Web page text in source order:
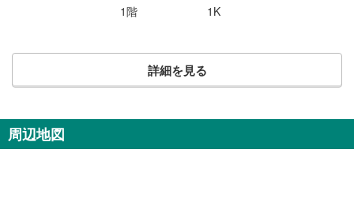
1階 1K
詳細を見る
周辺地図